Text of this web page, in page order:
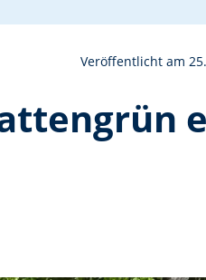
Veröffentlicht am